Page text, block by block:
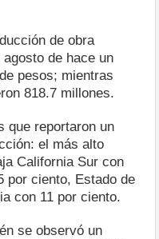
de obra
de hace un
pesos; mientras
818.7 millones.
que reportaron un
el más alto
California Sur con
por ciento, Estado de
con 11 por ciento.
se observó un